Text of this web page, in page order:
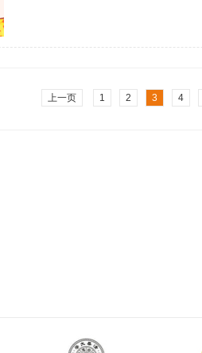
上一页 1 2 3 4